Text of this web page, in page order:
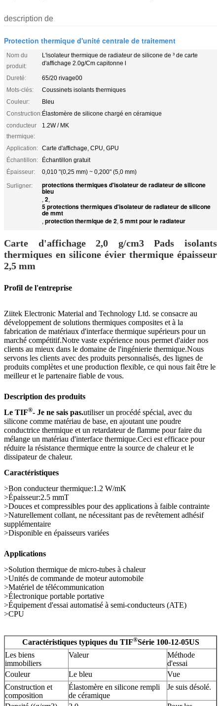
description de
Protection thermique d'unité centrale de traitement
Nom du
produit:
L'isolateur thermique de radiateur de silicone de ³ de carte
d'affichage 2.0g/Cm capitonne l
Dureté:
65/20 rivage00
Mots-clés:
Coussinets isolants thermiques
Couleur:
Bleu
Construction:Élastomère de silicone chargé en céramique
conducteur
thermique:
1.2W / MK
Application: Carte d'affichage, CPU, GPU
Échantillon:
Échantillon gratuit
Épaisseur:
0,010 "(0,25 mm) ~ 0,200" (5,0 mm)
Surligner:
protections thermiques d'isolateur de radiateur de silicone
bleu
, 2,
5 protections thermiques d'isolateur de radiateur de silicone
de mmt
, protection thermique de 2, 5 mmt pour le radiateur
Carte d'affichage 2,0 g/cm3 Pads isolants
thermiques en silicone évier thermique épaisseur
2,5 mm
Profil de l'entreprise
Ziitek Electronic Material and Technology Ltd. se consacre au
développement de solutions thermiques composites et à la
fabrication de matériaux d'interface thermique supérieurs pour un
marché compétitif.Notre vaste expérience nous permet d'aider nos
clients au mieux dans le domaine de l'ingénierie thermique.Nous
servons les clients avec des produits personnalisés, des lignes de
produits complètes et une production flexible, ce qui nous fait être le
meilleur et le partenaire fiable de vous.
Description des produits
Le TIF®- Je ne sais pas.utiliser un procédé spécial, avec du
silicone comme matériau de base, en ajoutant une poudre
conductrice thermique et un retardateur de flamme pour faire du
mélange un matériau d'interface thermique.Ceci est efficace pour
réduire la résistance thermique entre la source de chaleur et le
dissipateur de chaleur.
Caractéristiques
>Bon conducteur thermique:1.2 W/mK
>Épaisseur:2.5 mmT
>Douces et compressibles pour des applications à faible contrainte
>Naturellement collant, ne nécessitant pas de revêtement adhésif
supplémentaire
>Disponible en épaisseurs variées
Applications
>Solution thermique de micro-tubes à chaleur
>Unités de commande de moteur automobile
>Matériel de télécommunication
>Électronique portable portative
>Équipement d'essai automatisé à semi-conducteurs (ATE)
>CPU
Caractéristiques typiques du TIF®Série 100-12-05US
Les biens
immobiliers
Valeur
Méthode
d'essai
Couleur
Le bleu
Vue
Construction et
composition
Élastomère en silicone rempli
de céramique
Je suis désolé.